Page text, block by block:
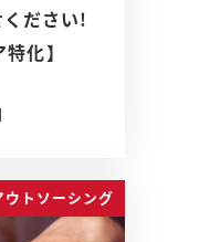
ださい!
化】
ウトソーシング